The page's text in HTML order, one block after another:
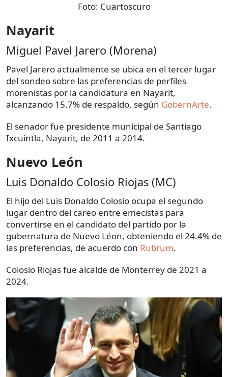
Foto: Cuartoscuro
Nayarit
Miguel Pavel Jarero (Morena)
Pavel Jarero actualmente se ubica en el tercer lugar
del sondeo sobre las preferencias de perfiles
morenistas por la candidatura en Nayarit,
alcanzando 15.7% de respaldo, según GobernArte.
El senador fue presidente municipal de Santiago
Ixcuintla, Nayarit, de 2011 a 2014.
Nuevo León
Luis Donaldo Colosio Riojas (MC)
El hijo del Luis Donaldo Colosio ocupa el segundo
lugar dentro del careo entre emecistas para
convertirse en el candidato del partido por la
gubernatura de Nuevo Léon, obteniendo el 24.4% de
las preferencias, de acuerdo con Rubrum.
Colosio Riojas fue alcalde de Monterrey de 2021 a
2024.